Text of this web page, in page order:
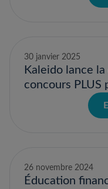
30 janvier 2025
Kaleido lance
concours PLUS
26 novembre 2024
Éducation